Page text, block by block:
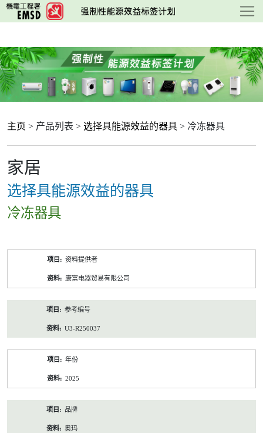
跳
至
要
内
容
主页 > 产品列表 > 选择具能源效益的器具 > 冷冻器具
家居
选择具能源效益的器具
冷冻器具
资料提供者
康富电器贸易有限公司
参考编号
U3-R250037
年份
2025
品牌
奥玛